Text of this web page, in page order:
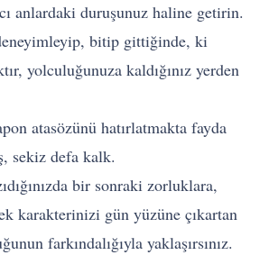
anlardaki duruşunuz haline getirin.
bitip gittiğinde, ki
yolculuğunuza kaldığınız yerden
atasözünü hatırlatmakta fayda
sekiz defa kalk.
bir sonraki zorluklara,
karakterinizi gün yüzüne çıkartan
farkındalığıyla yaklaşırsınız.